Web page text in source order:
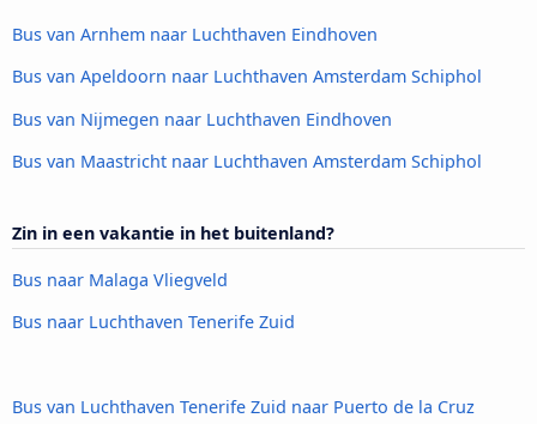
Bus van Arnhem naar Luchthaven Eindhoven
Bus van Apeldoorn naar Luchthaven Amsterdam Schiphol
Bus van Nijmegen naar Luchthaven Eindhoven
Bus van Maastricht naar Luchthaven Amsterdam Schiphol
Zin in een vakantie in het buitenland?
Bus naar Malaga Vliegveld
Bus naar Luchthaven Tenerife Zuid
Bus van Luchthaven Tenerife Zuid naar Puerto de la Cruz